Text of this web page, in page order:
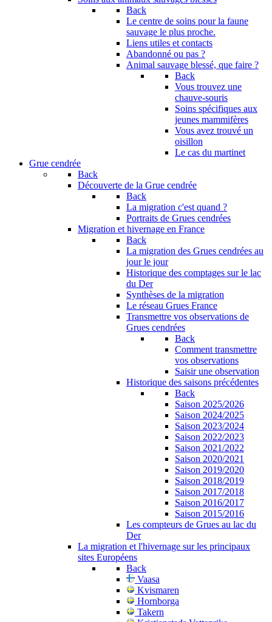
Back
Le centre de soins pour la faune
sauvage le plus proche.
Liens utiles et contacts
Abandonné ou pas ?
Animal sauvage blessé, que faire ?
Back
Vous trouvez une
chauve-souris
Soins spécifiques aux
jeunes mammifères
Vous avez trouvé un
oisillon
Le cas du martinet
Grue cendrée
Back
Découverte de la Grue cendrée
Back
La migration c'est quand ?
Portraits de Grues cendrées
Migration et hivernage en France
Back
La migration des Grues cendrées au
jour le jour
Historique des comptages sur le lac
du Der
Synthèses de la migration
Le réseau Grues France
Transmettre vos observations de
Grues cendrées
Back
Comment transmettre
vos observations
Saisir une observation
Historique des saisons précédentes
Back
Saison 2025/2026
Saison 2024/2025
Saison 2023/2024
Saison 2022/2023
Saison 2021/2022
Saison 2020/2021
Saison 2019/2020
Saison 2018/2019
Saison 2017/2018
Saison 2016/2017
Saison 2015/2016
Les compteurs de Grues au lac du
Der
La migration et l'hivernage sur les principaux
sites Européens
Back
Vaasa
Kvismaren
Hornborga
Takern